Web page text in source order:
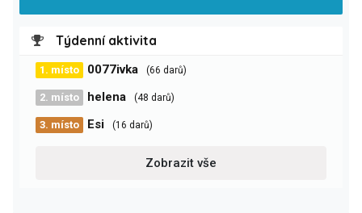
Týdenní aktivita
1. místo 0077ivka (66 darů)
2. místo helena (48 darů)
3. místo Esi (16 darů)
Zobrazit vše